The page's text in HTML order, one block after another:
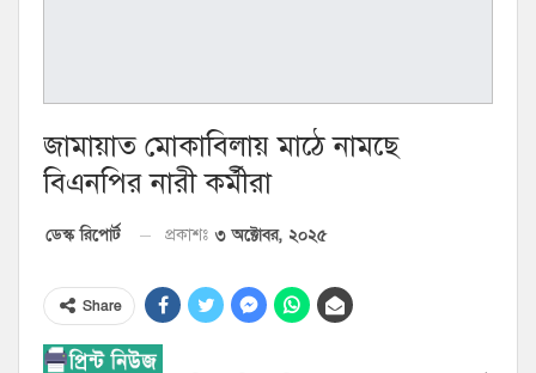
জামায়াত মোকাবিলায় মাঠে নামছে
বিএনপির নারী কর্মীরা
ডেস্ক রিপোর্ট প্রকাশঃ ৩ অক্টোবর, ২০২৫
Share